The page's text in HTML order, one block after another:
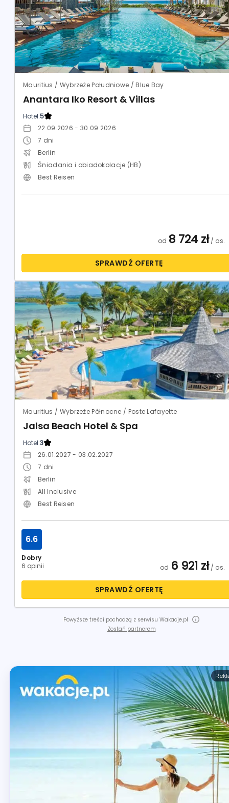
Mauritius / Wybrzeże Południowe / Blue Bay
Anantara Iko Resort & Villas
Hotel:5
22.09.2026 - 30.09.2026
7 dni
Berlin
Śniadania i obiadokolacje (HB)
Best Reisen
od 8 724 zł/ os.
SPRAWDŹ OFERTĘ
Mauritius / Wybrzeże Północne / Poste Lafayette
Jalsa Beach Hotel & Spa
Hotel:3
26.01.2027 - 03.02.2027
7 dni
Berlin
All Inclusive
Best Reisen
Dobry
6 opinii
6.6
od 6 921 zł/ os.
SPRAWDŹ OFERTĘ
Powyższe treści pochodzą z serwisu Wakacje.pl
Zostań partnerem